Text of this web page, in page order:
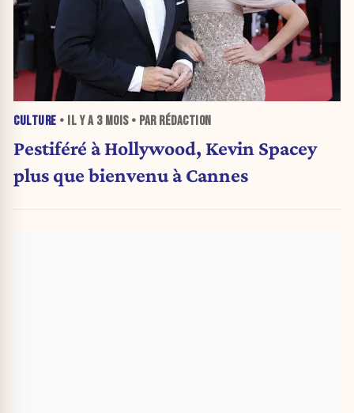
CULTURE • IL Y A 3 MOIS• PAR RÉDACTION
Pestiféré à Hollywood, Kevin Spacey
plus que bienvenu à Cannes